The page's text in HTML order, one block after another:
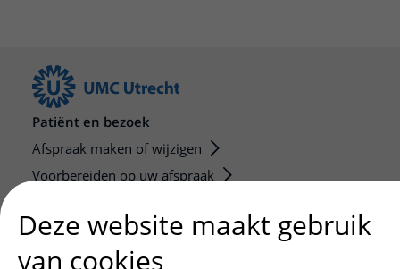
Patiënt en bezoek
Afspraak maken of wijzigen
Voorbereiden op uw afspraak
Opvragen kopie dossier
Bezoektijden
Deze website maakt gebruik
van cookies